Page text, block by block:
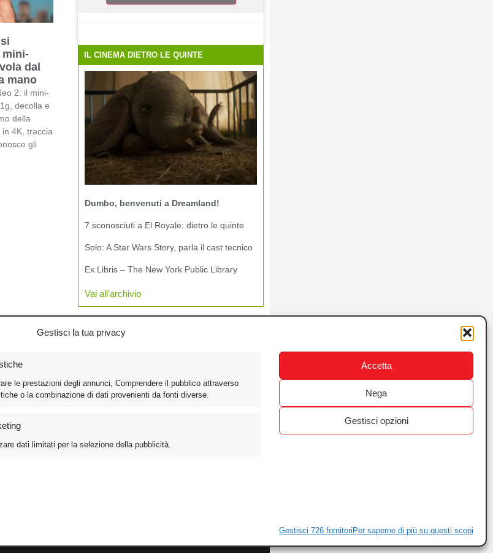
Gestisci la tua privacy
le prestazioni degli annunci, Comprendere il pubblico attraverso
o la combinazione di dati provenienti da fonti diverse.
dati limitati per la selezione della pubblicità.
Gestisci 726 fornitori Per saperne di più su questi scopi
Accetta
Nega
Gestisci opzioni
mini-
dal
mano
2: il mini-
decolla e
della
4K, traccia
gli
IL CINEMA DIETRO LE QUINTE
Dumbo, benvenuti a Dreamland!
7 sconosciuti a El Royale: dietro le quinte
Solo: A Star Wars Story, parla il cast tecnico
Ex Libris – The New York Public Library
Vai all'archivio